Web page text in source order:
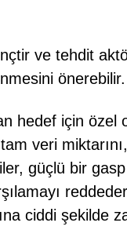
ve tehdit
önerebilir.
hedef için özel
veri
güçlü bir
ciddi şekilde